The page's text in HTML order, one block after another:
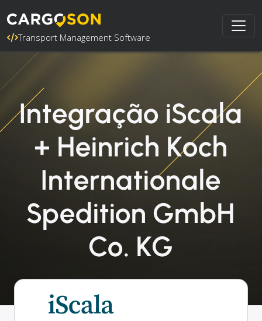
Transport Management Software
Integração iScala
+ Heinrich Koch
Internationale
Spedition GmbH
Co. KG